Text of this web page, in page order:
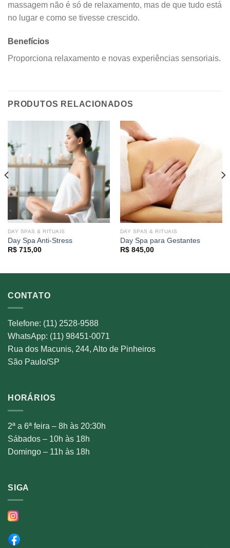
massagem não é só de relaxamento, mas de que tudo está
no lugar e como se tivesse crescido.
Benefícios
Proporciona relaxamento e novas experiências sensoriais.
PRODUTOS RELACIONADOS
DAY SPAS & RITUAIS
Day Spa Anti-Stress
R$715,00
DAY SPAS & RITUAIS
Day Spa para Gestantes
R$845,00
CONTATO
Telefone: (11) 2528-9588
WhatsApp: (11) 98451-0071
Rua dos Macunis, 244, Alto de Pinheiros
São Paulo/SP
HORÁRIOS
2ª a 6ª feira – 8h às 20:30h
Sábados – 10h às 18h
Domingo – 11h às 18h
SIGA